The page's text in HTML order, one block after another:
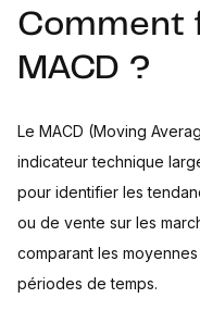
Comment
MACD ?
Le MACD (Moving
indicateur technique
pour identifier les
ou de vente sur les
comparant les
périodes de temps.